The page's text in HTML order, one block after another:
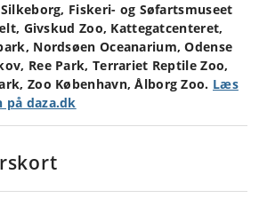
Fiskeri- og Søfartsmuseet
Givskud Zoo, Kattegatcenteret,
Nordsøen Oceanarium, Odense
Ree Park, Terrariet Reptile Zoo,
Zoo København, Ålborg Zoo. Læs
på daza.dk